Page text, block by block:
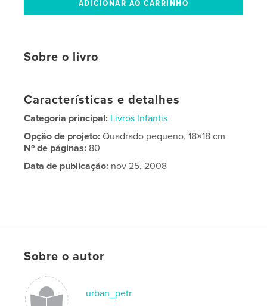
Sobre o livro
Características e detalhes
Categoria principal: Livros Infantis
Opção de projeto:Quadrado pequeno, 18×18 cm
Nº de páginas: 80
Data de publicação: nov 25, 2008
Sobre o autor
urban_petr